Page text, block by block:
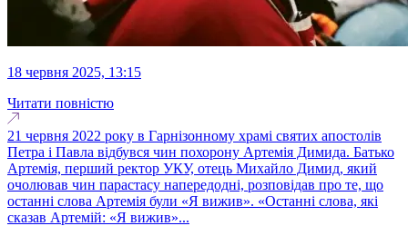
18 червня 2025, 13:15
Читати повністю
21 червня 2022 року в Гарнізонному храмі святих апостолів
Петра і Павла відбувся чин похорону Артемія Димида. Батько
Артемія, перший ректор УКУ, отець Михайло Димид, який
очолював чин парастасу напередодні, розповідав про те, що
останні слова Артемія були «Я вижив». «Останні слова, які
сказав Артемій: «Я вижив»...